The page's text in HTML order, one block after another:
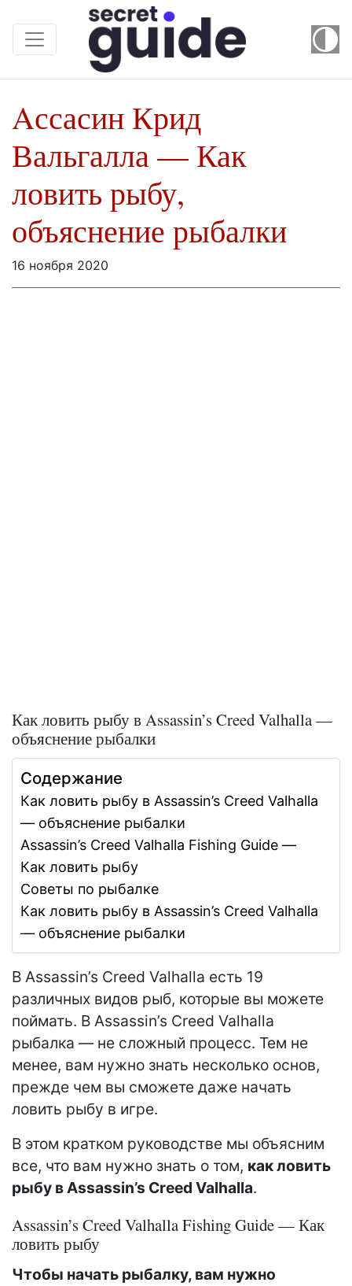
Aссасин Крид
Вальгалла — Как
ловить рыбу,
объяснение рыбалки
16 ноября 2020
Как ловить рыбу в Assassin’s Creed Valhalla —
объяснение рыбалки
Содержание
Как ловить рыбу в Assassin’s Creed Valhalla
— объяснение рыбалки
Assassin’s Creed Valhalla Fishing Guide —
Как ловить рыбу
Советы по рыбалке
Как ловить рыбу в Assassin’s Creed Valhalla
— объяснение рыбалки
В Assassin’s Creed Valhalla есть 19
различных видов рыб, которые вы можете
поймать. В Assassin’s Creed Valhalla
рыбалка — не сложный процесс. Тем не
менее, вам нужно знать несколько основ,
прежде чем вы сможете даже начать
ловить рыбу в игре.
В этом кратком руководстве мы объясним
все, что вам нужно знать о том, как ловить
рыбу в Assassin’s Creed Valhalla.
Assassin’s Creed Valhalla Fishing Guide — Как
ловить рыбу
Чтобы начать рыбалку, вам нужно